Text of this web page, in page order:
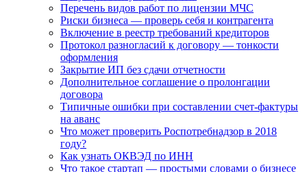
Перечень видов работ по лицензии МЧС
Риски бизнеса — проверь себя и контрагента
Включение в реестр требований кредиторов
Протокол разногласий к договору — тонкости
оформления
Закрытие ИП без сдачи отчетности
Дополнительное соглашение о пролонгации
договора
Типичные ошибки при составлении счет-фактуры
на аванс
Что может проверить Роспотребнадзор в 2018
году?
Как узнать ОКВЭД по ИНН
Что такое стартап — простыми словами о бизнесе